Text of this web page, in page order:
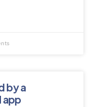
by a
app